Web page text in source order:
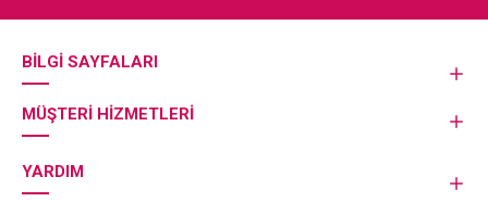
BILGI SAYFALARI
MÜŞTERI HIZMETLERI
YARDIM